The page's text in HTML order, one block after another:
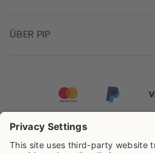
ÜBER PIP